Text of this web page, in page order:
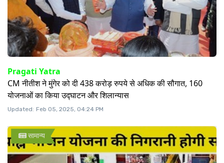
Pragati Yatra
CM नीतीश ने मुंगेर को दी 438 करोड़ रुपये से अधिक की सौगात, 160
योजनाओं का किया उद्घाटन और शिलान्यास
Updated: Feb 05, 2025, 04:24 PM
सामान्य